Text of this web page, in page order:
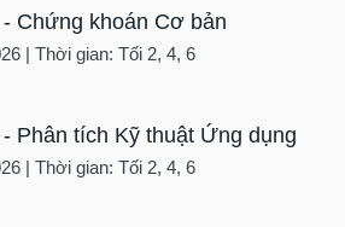
Chứng khoán Cơ bản
| Thời gian: Tối 2, 4, 6
Phân tích Kỹ thuật Ứng dụng
| Thời gian: Tối 2, 4, 6